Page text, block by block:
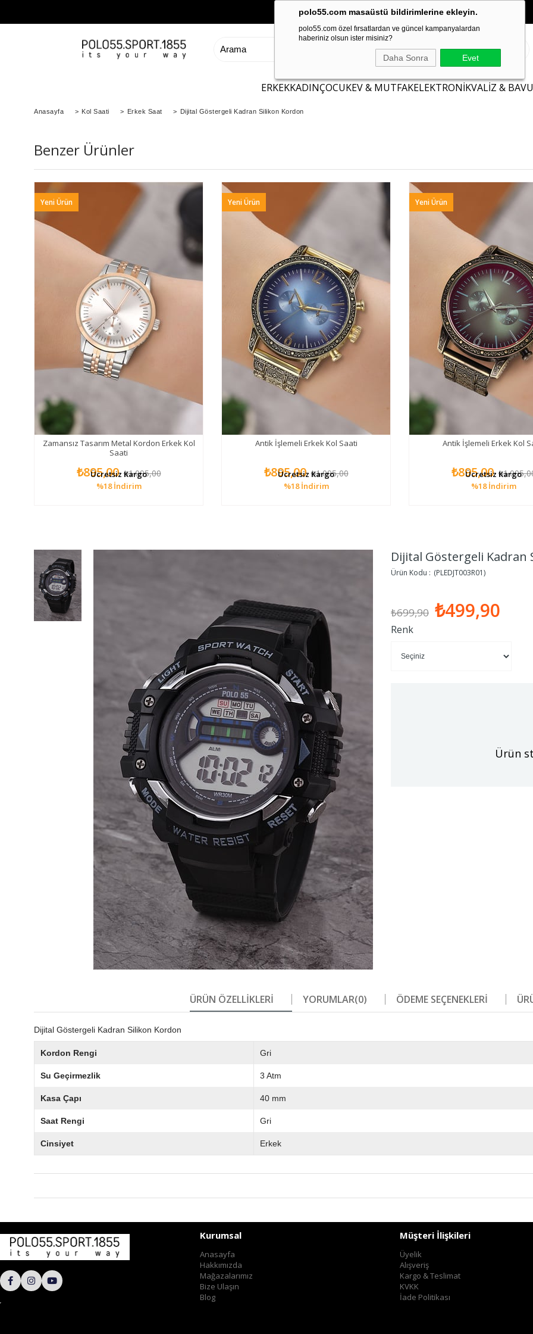
polo55.com masaüstü bildirimlerine ekleyin.
polo55.com özel fırsatlardan ve güncel kampanyalardan
haberiniz olsun ister misiniz?
Daha Sonra Evet
ERKEKKADINÇOCUKEV & MUTFAKELEKTRONİKVALİZ &
Anasayfa > Kol Saati > Erkek Saat > Dijital Göstergeli Kadran Silikon Kordon
Benzer Ürünler
Zamansız Tasarım Metal Kordon Erkek Kol
Saati
₺895,00 ₺1.095,00
%18 İndirim
Ücretsiz Kargo
Yeni Ürün
Antik İşlemeli Erkek Kol Saati
₺895,00 ₺1.095,00
%18 İndirim
Ücretsiz Kargo
Yeni Ürün
Antik İşlemeli Erkek Kol
₺895,00
%18 İndirim
Ücretsiz Kargo
Yeni Ürün
Dijital Göstergeli Kadran
(PLEDJT003R01)
₺699,90 ₺499,90
Renk
Ürün
ÜRÜN ÖZELLIKLERI YORUMLAR(0) ÖDEME SEÇENEKLERI
Dijital Göstergeli Kadran Silikon Kordon
Kordon Rengi Gri
Su Geçirmezlik 3 Atm
Kasa Çapı 40 mm
Saat Rengi Gri
Cinsiyet Erkek
Kurumsal
Anasayfa
Hakkımızda
Mağazalarımız
Bize Ulaşın
Blog
Müşteri İlişkileri
Üyelik
Alışveriş
Kargo & Teslimat
KVKK
İade Politikası